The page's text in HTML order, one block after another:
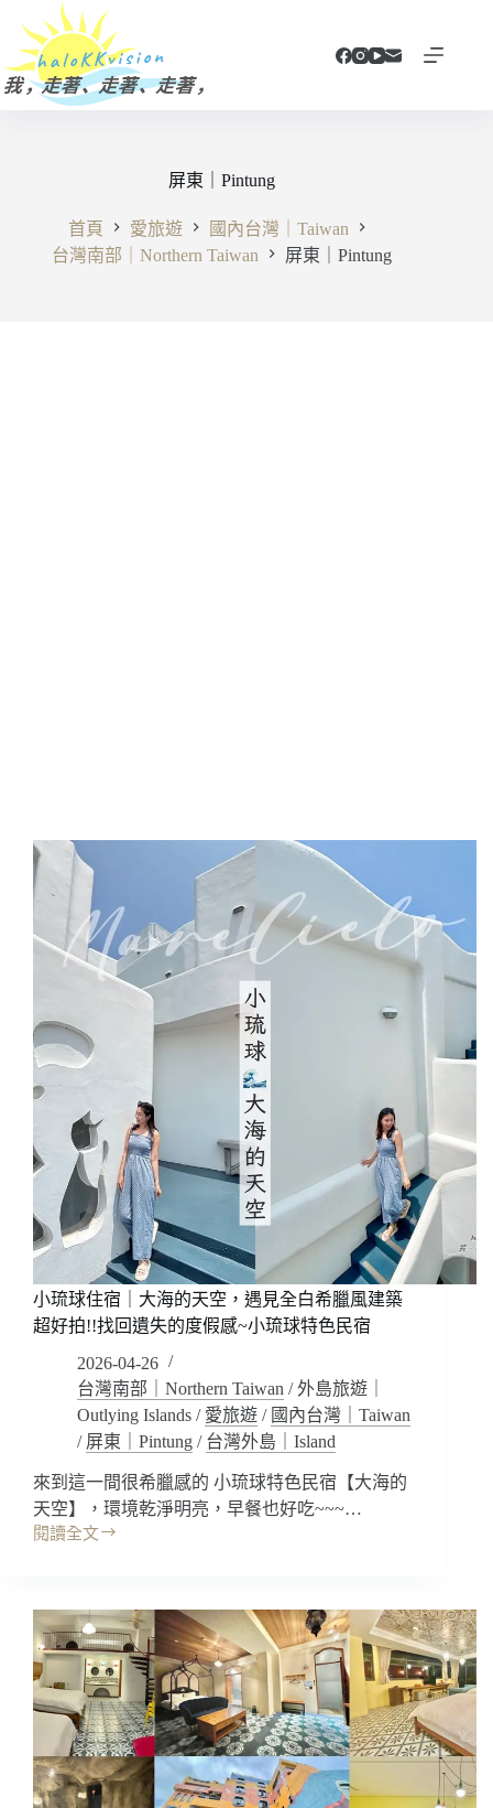
主
要
屏東｜Pintung
首頁 愛旅遊
國內台灣｜Taiwan
台灣南部｜Northern Taiwan
屏東｜Pintung
小琉球住宿｜大海的天空，遇見全白希臘風建築
超好拍!!找回遺失的度假感~小琉球特色民宿
2026-04-26
台灣南部｜Northern Taiwan /外島旅遊｜
Outlying Islands / 愛旅遊 / 國內台灣｜Taiwan
/ 屏東｜Pintung / 台灣外島｜Island
來到這一間很希臘感的 小琉球特色民宿【大海的
天空】，環境乾淨明亮，早餐也好吃~~~…
閱讀全文
小
住
宿
｜
大
海
空，
遇